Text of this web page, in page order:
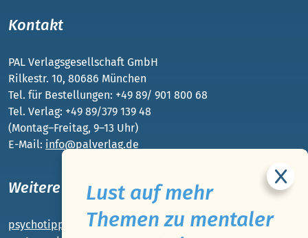
Kontakt
PAL Verlagsgesellschaft GmbH
Rilkestr. 10, 80686 München
Tel. für Bestellungen: +49 89/ 901 800 68
Tel. Verlag: +49 89/379 139 48
(Montag–Freitag, 9–13 Uhr)
E-Mail: info@palverlag.de
Weitere PAL-Webseiten
psychotipps.com
Lust auf mehr
Themen zu mentaler